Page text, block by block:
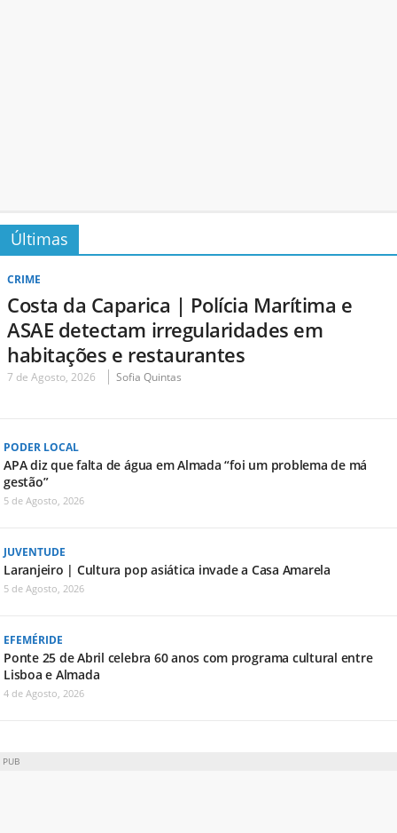
Últimas
CRIME
Costa da Caparica | Polícia Marítima e
ASAE detectam irregularidades em
habitações e restaurantes
7 de Agosto, 2026 Sofia Quintas
PODER LOCAL
APA diz que falta de água em Almada “foi um problema de má
gestão”
5 de Agosto, 2026
JUVENTUDE
Laranjeiro | Cultura pop asiática invade a Casa Amarela
5 de Agosto, 2026
EFEMÉRIDE
Ponte 25 de Abril celebra 60 anos com programa cultural entre
Lisboa e Almada
4 de Agosto, 2026
PUB